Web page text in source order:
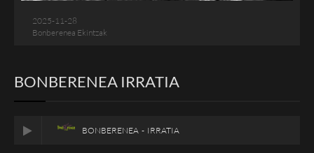
2025-11-28
Bonberenea Ekintzak
BONBERENEA IRRATIA
BONBERENEA - IRRATIA